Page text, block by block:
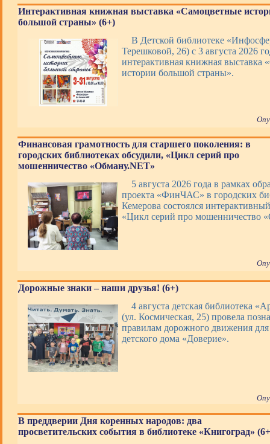
Интерактивная книжная выставка «Самоцветные
большой страны» (6+)
В Детской библиотеке
Терешковой, 26) с 3 августа 2026
интерактивная книжная выставка
истории большой страны».
Финансовая грамотность для старшего поколения: в
городских библиотеках обсудили, «Цикл серий про
мошенничество «Обману.NET»
5 августа 2026 года в рамках
проекта «ФинЧАС» в городских
Кемерова состоялся
«Цикл серий про мошенничество
Дорожные знаки – наши друзья! (6+)
4 августа детская библиотека
(ул. Космическая, 25) провела
правилам дорожного движения
детского дома «Доверие».
В преддверии Дня коренных народов: два
просветительских события в библиотеке «Книгоград»